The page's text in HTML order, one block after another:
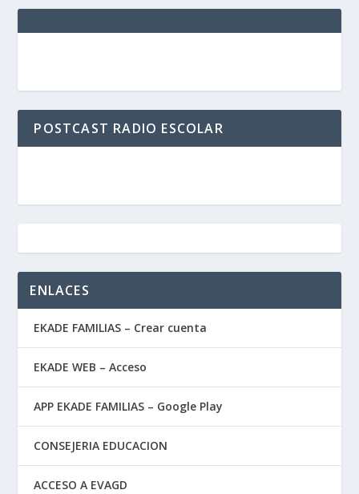
POSTCAST RADIO ESCOLAR
ENLACES
EKADE FAMILIAS – Crear cuenta
EKADE WEB – Acceso
APP EKADE FAMILIAS – Google Play
CONSEJERIA EDUCACION
ACCESO A EVAGD